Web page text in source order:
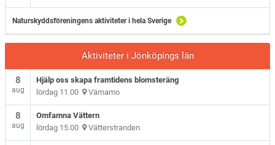
Naturskyddsföreningens aktiviteter i hela Sverige
Aktiviteter i Jönköpings län
8
aug
Hjälp oss skapa framtidens blomsteräng
lördag 11.00 Värnamo
8
aug
Omfamna Vättern
lördag 15.00 Vätterstranden